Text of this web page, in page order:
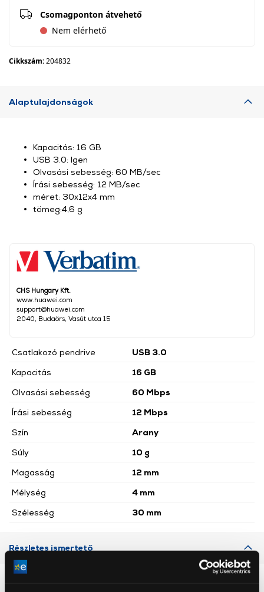
Csomagponton átvehető
Nem elérhető
Cikkszám:204832
Alaptulajdonságok
CHS Hungary Kft.
www.huawei.com
support@huawei.com
2040, Budaörs, Vasút utca 15
Csatlakozó pendrive
USB 3.0
Kapacitás
16 GB
Olvasási sebesség
60 Mbps
Írási sebesség
12 Mbps
Szín
Arany
Súly
10 g
Magasság
12 mm
Mélység
4 mm
Szélesség
30 mm
Kapacitás: 16 GB
USB 3.0: Igen
Olvasási sebesség: 60 MB/sec
Írási sebesség: 12 MB/sec
méret: 30x12x4 mm
tömeg:4,6 g
Részletes ismertető